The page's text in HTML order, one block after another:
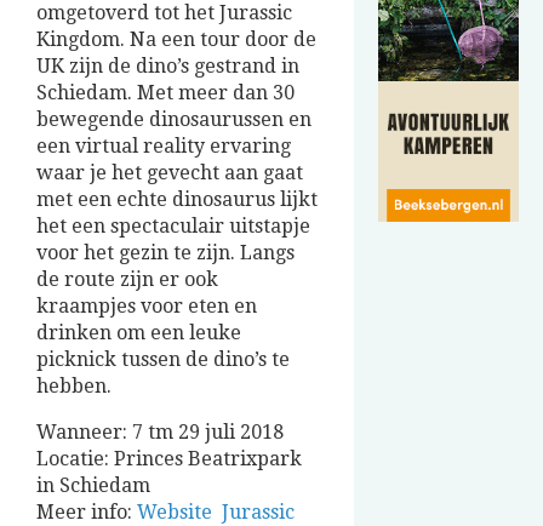
omgetoverd tot het Jurassic
Kingdom. Na een tour door de
UK zijn de dino’s gestrand in
Schiedam. Met meer dan 30
bewegende dinosaurussen en
een virtual reality ervaring
waar je het gevecht aan gaat
met een echte dinosaurus lijkt
het een spectaculair uitstapje
voor het gezin te zijn. Langs
de route zijn er ook
kraampjes voor eten en
drinken om een leuke
picknick tussen de dino’s te
hebben.
Wanneer: 7 tm 29 juli 2018
Locatie: Princes Beatrixpark
in Schiedam
Meer info: Website Jurassic